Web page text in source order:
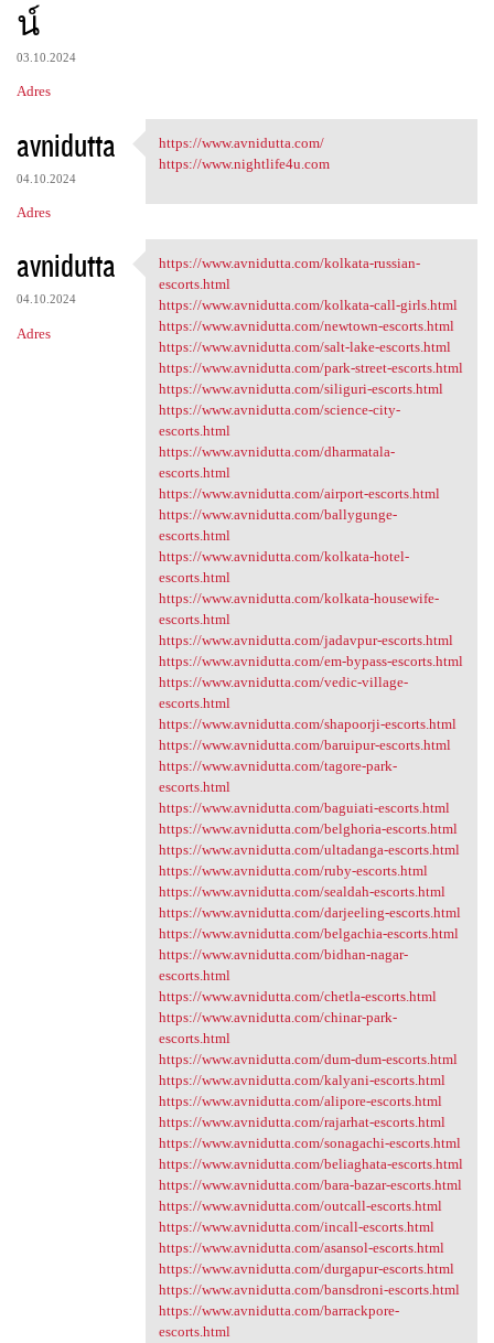
น์
03.10.2024
Adres
avnidutta
04.10.2024
Adres
https://www.avnidutta.com/
https://www.avnidutta.com/
https://www.nightlife4u.com
avnidutta
04.10.2024
Adres
https://www.avnidutta.com
https://www.avnidutta.com/kolkata-russian-
escorts.html
https://www.avnidutta.com/kolkata-call-girls.html
https://www.avnidutta.com/newtown-escorts.html
https://www.avnidutta.com/salt-lake-escorts.html
https://www.avnidutta.com/park-street-escorts.html
https://www.avnidutta.com/siliguri-escorts.html
https://www.avnidutta.com/science-city-
escorts.html
https://www.avnidutta.com/dharmatala-
escorts.html
https://www.avnidutta.com/airport-escorts.html
https://www.avnidutta.com/ballygunge-
escorts.html
https://www.avnidutta.com/kolkata-hotel-
escorts.html
https://www.avnidutta.com/kolkata-housewife-
escorts.html
https://www.avnidutta.com/jadavpur-escorts.html
https://www.avnidutta.com/em-bypass-escorts.html
https://www.avnidutta.com/vedic-village-
escorts.html
https://www.avnidutta.com/shapoorji-escorts.html
https://www.avnidutta.com/baruipur-escorts.html
https://www.avnidutta.com/tagore-park-
escorts.html
https://www.avnidutta.com/baguiati-escorts.html
https://www.avnidutta.com/belghoria-escorts.html
https://www.avnidutta.com/ultadanga-escorts.html
https://www.avnidutta.com/ruby-escorts.html
https://www.avnidutta.com/sealdah-escorts.html
https://www.avnidutta.com/darjeeling-escorts.html
https://www.avnidutta.com/belgachia-escorts.html
https://www.avnidutta.com/bidhan-nagar-
escorts.html
https://www.avnidutta.com/chetla-escorts.html
https://www.avnidutta.com/chinar-park-
escorts.html
https://www.avnidutta.com/dum-dum-escorts.html
https://www.avnidutta.com/kalyani-escorts.html
https://www.avnidutta.com/alipore-escorts.html
https://www.avnidutta.com/rajarhat-escorts.html
https://www.avnidutta.com/sonagachi-escorts.html
https://www.avnidutta.com/beliaghata-escorts.html
https://www.avnidutta.com/bara-bazar-escorts.html
https://www.avnidutta.com/outcall-escorts.html
https://www.avnidutta.com/incall-escorts.html
https://www.avnidutta.com/asansol-escorts.html
https://www.avnidutta.com/durgapur-escorts.html
https://www.avnidutta.com/bansdroni-escorts.html
https://www.avnidutta.com/barrackpore-
escorts.html